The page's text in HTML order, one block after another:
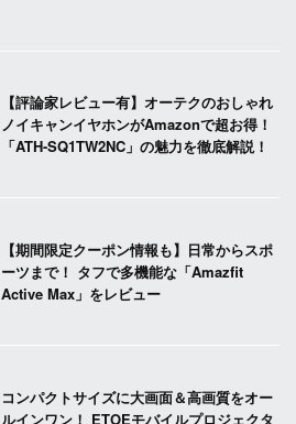
【評論家レビュー有】オーテクのおしゃれ
ノイキャンイヤホンがAmazonで超お得！
「ATH-SQ1TW2NC」の魅力を徹底解説！
【期間限定クーポン情報も】日常からスポ
ーツまで！ タフで多機能な「Amazfit
Active Max」をレビュー
コンパクトサイズに大画面＆高画質をオー
ルインワン！ ETOEモバイルプロジェクタ